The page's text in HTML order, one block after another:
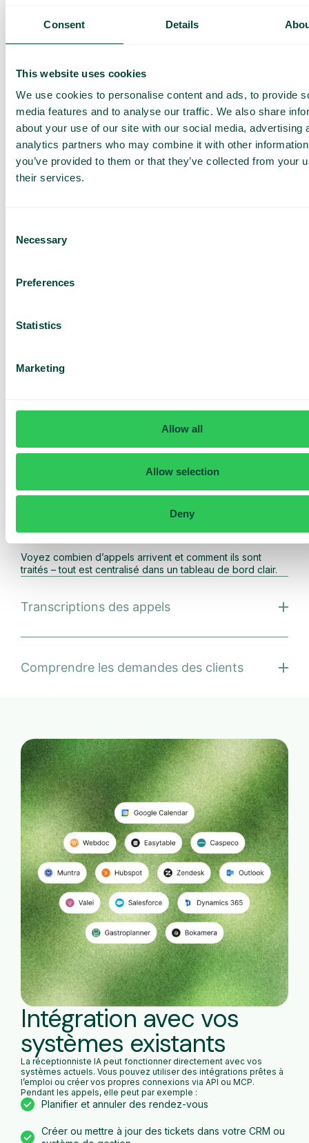
Consent Details
This website uses cookies
We use cookies to personalise content and ads, to provide
media features and to analyse our traffic. We also share
about your use of our site with our social media, advertising
analytics partners who may combine it with other
you’ve provided to them or that they’ve collected from your
their services.
Selection
Necessary
Preferences
Statistics
Marketing
Allow all
Allow selection
Deny
marque.
Contrôle total des
se déroulent les appels, quelles questions sont posées et suivez
Vue d’ensemble dans le tableau de bord
Voyez combien d’appels arrivent et comment ils sont
traités – tout est centralisé dans un tableau de bord clair.
Transcriptions des appels
Comprendre les demandes des clients
Intégration avec vos
systèmes existants
La réceptionniste IA peut fonctionner directement avec vos
systèmes actuels. Vous pouvez utiliser des intégrations prêtes à
l’emploi ou créer vos propres connexions via API ou MCP.
Pendant les appels, elle peut par exemple :
Planifier et annuler des rendez-vous
Créer ou mettre à jour des tickets dans votre CRM ou